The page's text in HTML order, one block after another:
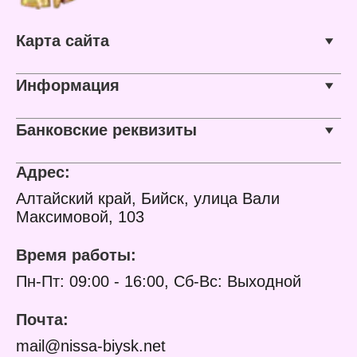
Карта сайта
Информация
Банковские реквизиты
Адрес:
Алтайский край, Бийск, улица Вали
Максимовой, 103
Время работы:
Пн-Пт: 09:00 - 16:00, Сб-Вс: Выходной
Почта:
mail@nissa-biysk.net